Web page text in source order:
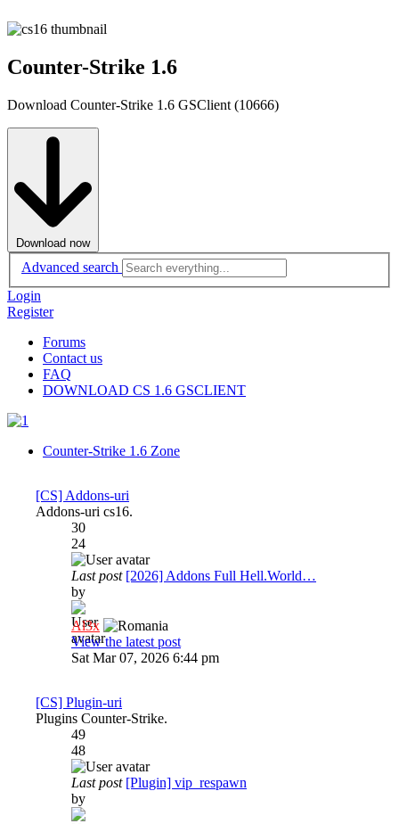
Counter-Strike 1.6
Download Counter-Strike 1.6 GSClient (10666)
Download now
Advanced search
Login
Register
Forums
Contact us
FAQ
DOWNLOAD CS 1.6 GSCLIENT
Counter-Strike 1.6 Zone
[CS] Addons-uri
Addons-uri cs16.
30
24
Last post [2026] Addons Full Hell.World…
by
Al3x
View the latest post
Sat Mar 07, 2026 6:44 pm
[CS] Plugin-uri
Plugins Counter-Strike.
49
48
Last post [Plugin] vip_respawn
by